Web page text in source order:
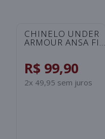
CHINELO UNDER
ARMOUR ANSA FIX
R$ 99,90
2x 49,95 sem juros